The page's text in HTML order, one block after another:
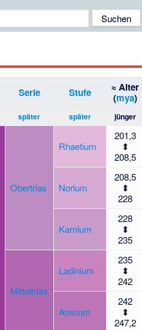
Serie Stufe
≈ Alter
(mya)
später später jünger
Obertrias
Rhaetium
201,3
⬍
208,5
Norium
208,5
⬍
228
Karnium
228
⬍
235
Mitteltrias
Ladinium
235
⬍
242
Anisium
242
⬍
247,2